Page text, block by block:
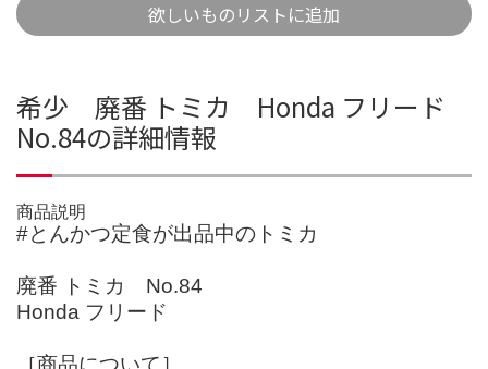
欲しいものリストに追加
希少 廃番 トミカ Honda フリード
No.84の詳細情報
商品説明
#とんかつ定食が出品中のトミカ
廃番 トミカ No.84
Honda フリード
［商品について］